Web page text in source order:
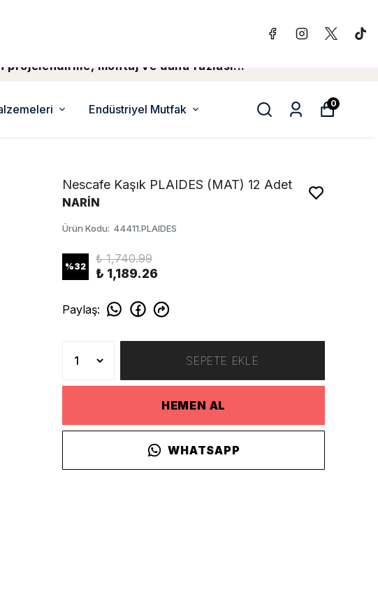
projelendirme, montaj ve daha fazlasi...
Endüstriyel Mutfak 0
Nescafe Kaşık PLAIDES (MAT) 12 Adet
NARİN
Ürün Kodu: 44411.PLAIDES
%32
₺ 1,740.99
₺ 1,189.26
Paylaş:
SEPETE EKLE
HEMEN AL
WHATSAPP